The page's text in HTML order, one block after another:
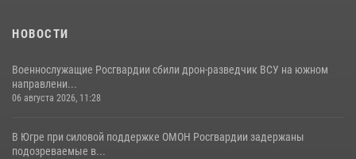
НОВОСТИ
Военнослужащие Росгвардии сбили дрон-разведчик ВСУ на южном
направлени...
06 августа 2026, 11:28
В Югре при силовой поддержке ОМОН Росгвардии задержаны
подозреваемые в...